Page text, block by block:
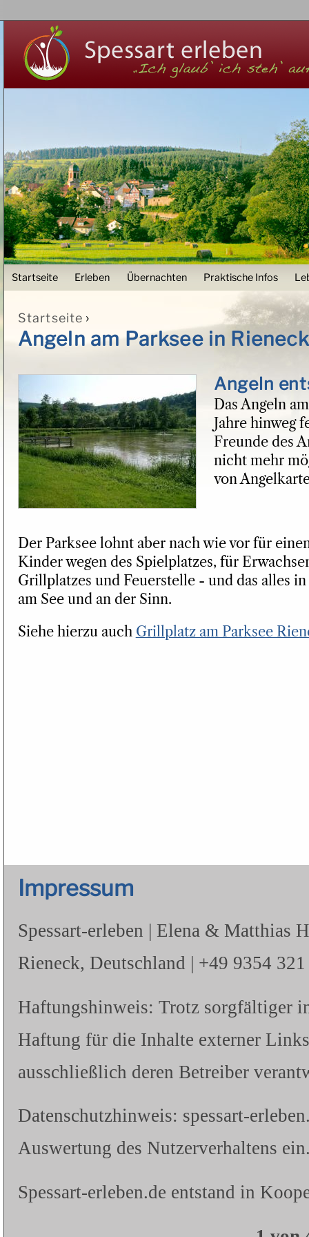
User menu
Startseite Erleben Übernachten Praktische Infos
Sie sind hier
Startseite ›
Angeln am Parksee in Rieneck
Angeln
Das Angeln
Jahre hinweg
Freunde des
nicht mehr
von
Der Parksee lohnt aber nach wie vor für
Kinder wegen des Spielplatzes, für
Grillplatzes und Feuerstelle - und das alles
am See und an der Sinn.
Siehe hierzu auch Grillplatz am Parksee
Impressum
Spessart-erleben | Elena & Matthias
Rieneck, Deutschland | +49 9354
Haftungshinweis: Trotz sorgfältiger
Haftung für die Inhalte externer
ausschließlich deren Betreiber
Datenschutzhinweis: spessart-
Auswertung des Nutzerverhaltens
Spessart-erleben.de entstand in